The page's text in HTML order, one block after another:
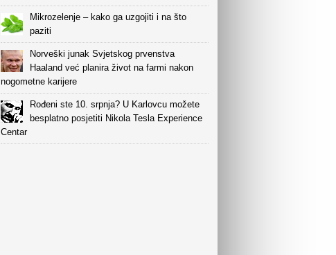
Mikrozelenje – kako ga uzgojiti i na što
paziti
Norveški junak Svjetskog prvenstva
Haaland već planira život na farmi nakon
nogometne karijere
Rođeni ste 10. srpnja? U Karlovcu možete
besplatno posjetiti Nikola Tesla Experience
Centar